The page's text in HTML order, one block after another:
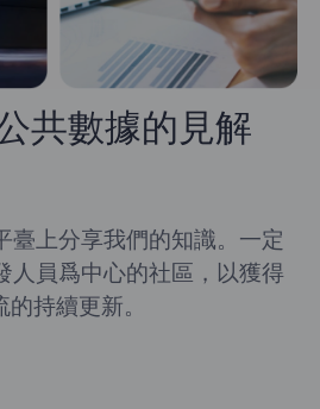
共數據的見解
臺上分享我們的知識。一定
人員爲中心的社區，以獲得
持續更新。